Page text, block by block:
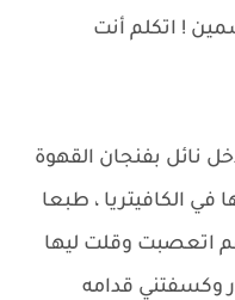
! اتكلم أنت
نائل بفنجان القهوة
الكافيتريا ، طبعا
اتعصبت وقلت ليها
وكسفتني قدامه